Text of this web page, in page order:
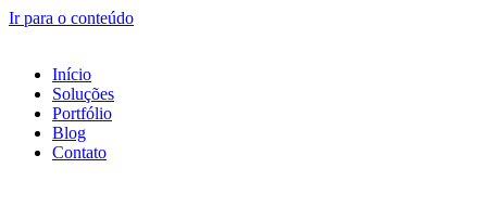
Ir para o conteúdo
Início
Soluções
Portfólio
Blog
Contato